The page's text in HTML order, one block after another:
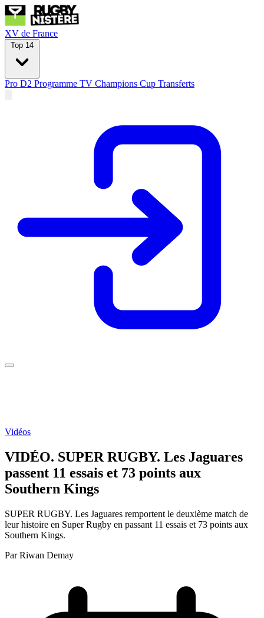
XV de France
Top 14
Pro D2 Programme TV Champions Cup Transferts
Vidéos
VIDÉO. SUPER RUGBY. Les Jaguares
passent 11 essais et 73 points aux
Southern Kings
SUPER RUGBY. Les Jaguares remportent le deuxième match de
leur histoire en Super Rugby en passant 11 essais et 73 points aux
Southern Kings.
Par Riwan Demay